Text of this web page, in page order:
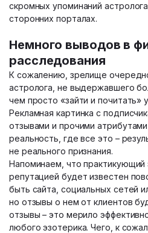
скромных упоминаний
сторонних порталах.
Немного выводов в
расследования
К сожалению, зрелище
астролога, не выдержавшего
чем просто «зайти и почитать»
Рекламная картинка с
отзывами и прочими
реальность, где все это –
не реального признания.
Напоминаем, что практикующий
репутацией будет известен
быть сайта, социальных сетей
но отзывы о нем от клиентов
отзывы – это мерило
любого эзотерика. Чего, к